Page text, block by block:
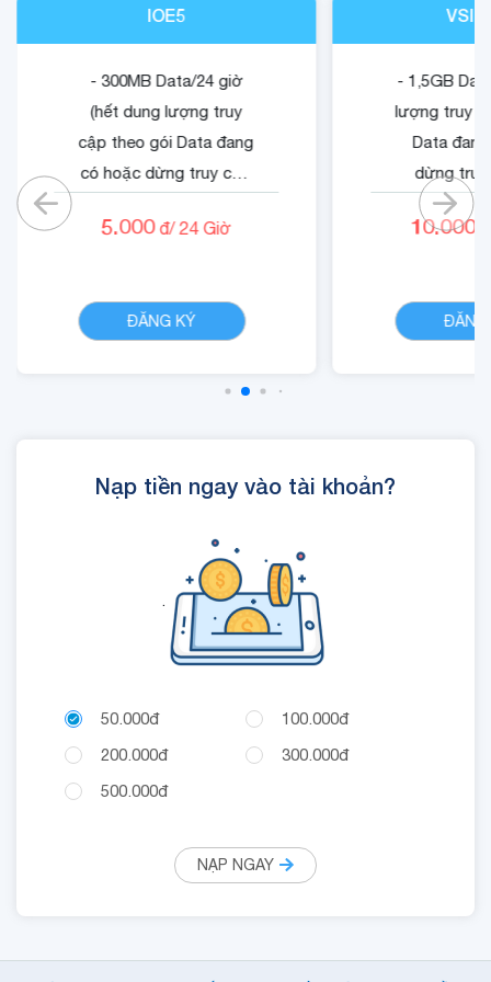
IOE5
- 300MB Data/24 giờ
(hết dung lượng truy
cập theo gói Data đang
có hoặc dừng truy cập
- Cộng 500 RUBY.
5.000đ/ 24 Giờ
ĐĂNG KÝ
- 1,5GB
lượng truy
Data
dừng truy
không
- Quyền lợi
10.000
ĐĂNG
Nạp tiền ngay vào tài khoản?
.
50.000đ
100.000đ
200.000đ
300.000đ
500.000đ
NẠP NGAY